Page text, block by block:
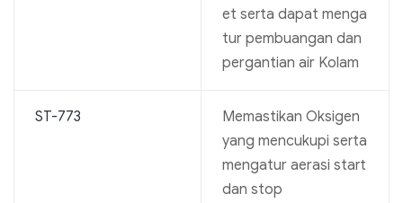
et serta dapat menga
tur pembuangan dan
pergantian air Kolam
ST-773
Memastikan Oksigen
yang mencukupi serta
mengatur aerasi start
dan stop